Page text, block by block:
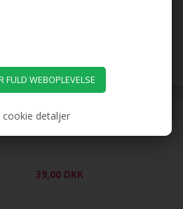
cookie detaljerHår Donut - Brun - 7 cm
39,00 DKK